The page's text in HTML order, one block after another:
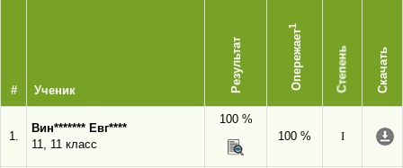
# Ученик Результат Опережает
1
Степень Скачать
1.
Вин******* Евг****
11, 11 класс
100 %
100 %
I